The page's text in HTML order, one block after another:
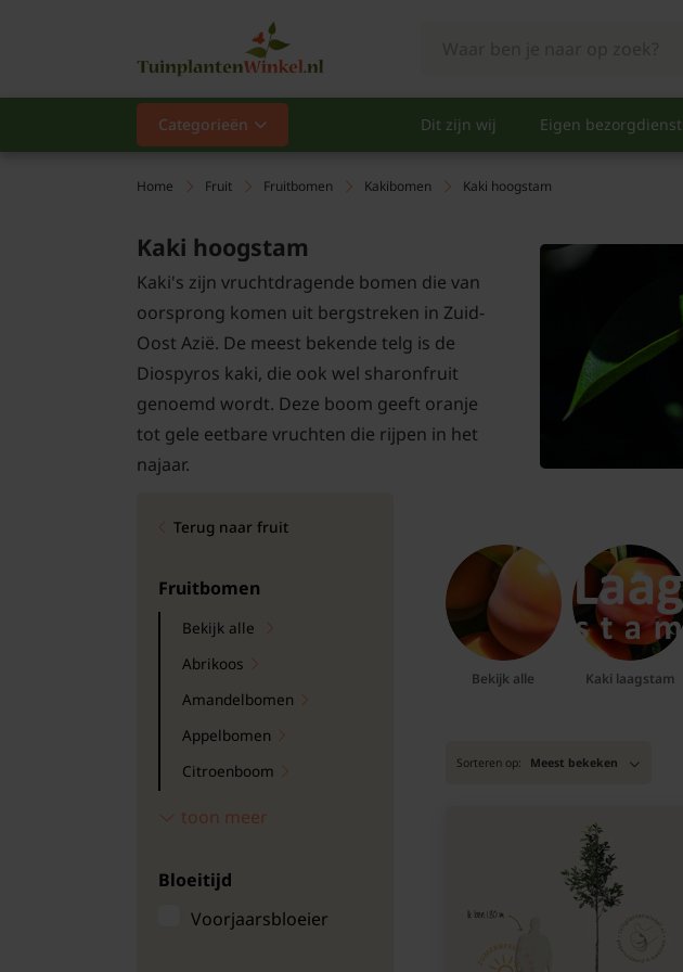
Categorieën Dit zijn wij Eigen bezorgdienst
Categorieën
Populair
Heesters
Hagen
Klimplanten
Tuinbenodigdheden
Bloempotten
Home Fruit Fruitbomen Kakibomen Kaki hoogstam
Kaki hoogstam
Kaki's zijn vruchtdragende bomen die van
oorsprong komen uit bergstreken in Zuid-
Oost Azië. De meest bekende telg is de
Diospyros kaki, die ook wel sharonfruit
genoemd wordt. Deze boom geeft oranje
tot gele eetbare vruchten die rijpen in het
najaar.
Terug naar fruit
Fruitbomen
Bekijk alle
Abrikoos
Amandelbomen
Appelbomen
Citroenboom
Kersenbomen
Kweepeerboom
toon meer
Bloeitijd
Voorjaarsbloeier
Bekijk alle Kaki laagstam
Sorteren op: Meest bekeken